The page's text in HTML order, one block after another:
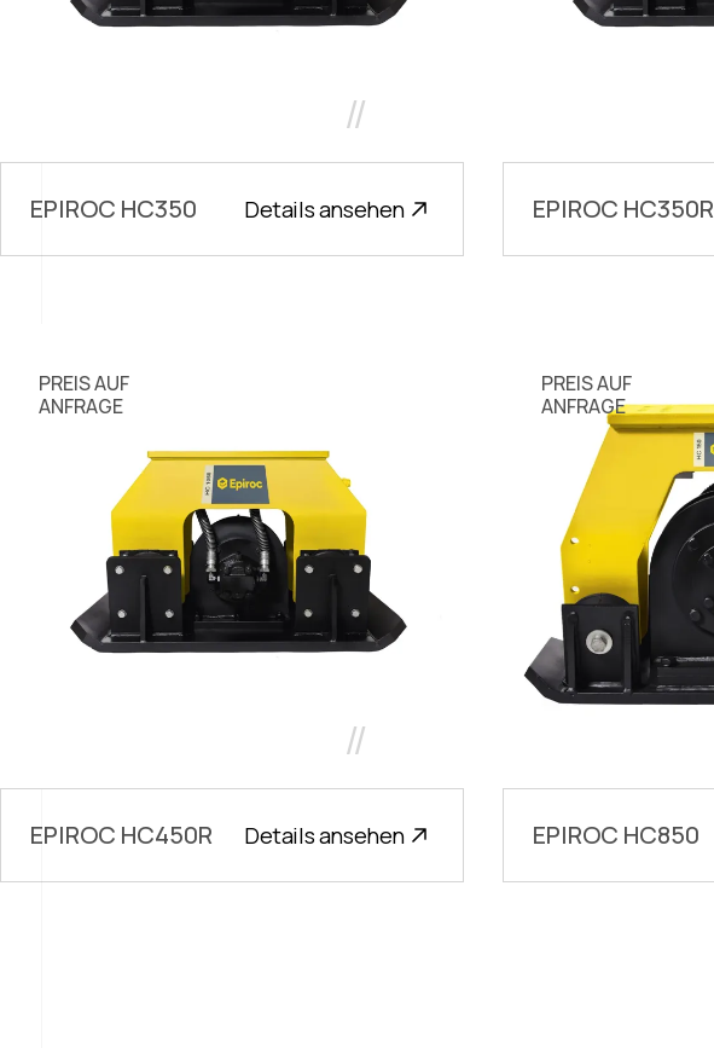
//
EPIROC HC350 Details ansehen EPIROC HC350R
PREIS AUF
ANFRAGE
//
EPIROC HC450R Details ansehen
PREIS AUF
ANFRAGE
EPIROC HC850